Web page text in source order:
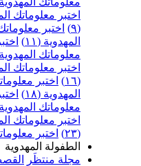
اختبر معلوماتك
(٩)
اختبر معلوماتك
المهدوية (١١)
معلوماتك المهدوية
اختبر معلوماتك
(١٦)
اختبر
المهدوية (١٨)
معلوماتك المهدوية
اختبر معلوماتك
(٢٣)
اختبر
الطفولة المهدوية
مجلة منتظَر